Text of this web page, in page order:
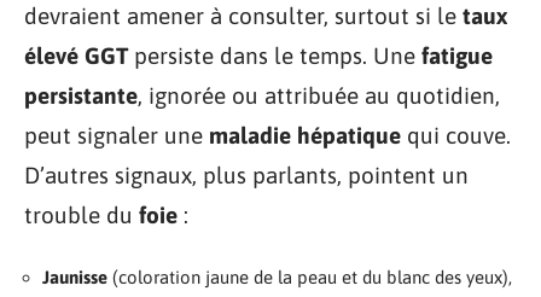
devraient amener à consulter, surtout si le taux
élevé GGTpersiste dans le temps. Une fatigue
persistante, ignorée ou attribuée au quotidien,
peut signaler une maladie hépatique qui couve.
D’autres signaux, plus parlants, pointent un
trouble du foie :
Jaunisse (coloration jaune de la peau et du blanc des yeux),